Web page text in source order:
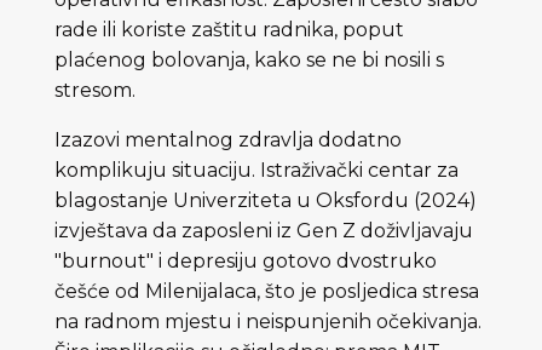
rade ili koriste zaštitu radnika, poput
plaćenog bolovanja, kako se ne bi nosili s
stresom.
Izazovi mentalnog zdravlja dodatno
komplikuju situaciju. Istraživački centar za
blagostanje Univerziteta u Oksfordu (2024)
izvještava da zaposleni iz Gen Z doživljavaju
"burnout" i depresiju gotovo dvostruko
češće od Milenijalaca, što je posljedica stresa
na radnom mjestu i neispunjenih očekivanja.